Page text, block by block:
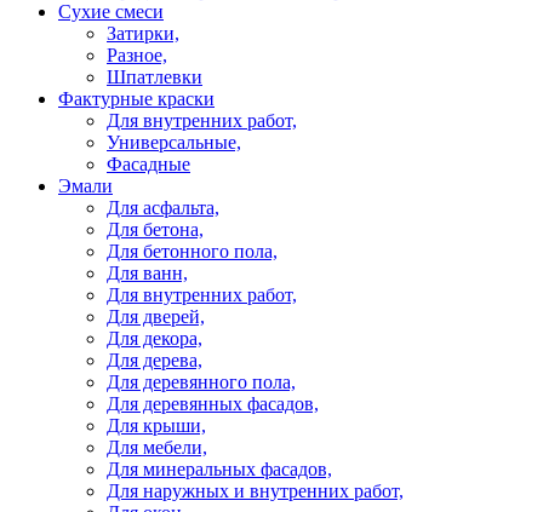
Сухие смеси
Затирки,
Разное,
Шпатлевки
Фактурные краски
Для внутренних работ,
Универсальные,
Фасадные
Эмали
Для асфальта,
Для бетона,
Для бетонного пола,
Для ванн,
Для внутренних работ,
Для дверей,
Для декора,
Для дерева,
Для деревянного пола,
Для деревянных фасадов,
Для крыши,
Для мебели,
Для минеральных фасадов,
Для наружных и внутренних работ,